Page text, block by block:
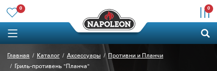
0 0
Главная Каталог Аксессуары
Противни и Планчи
Гриль-противень "Планча"